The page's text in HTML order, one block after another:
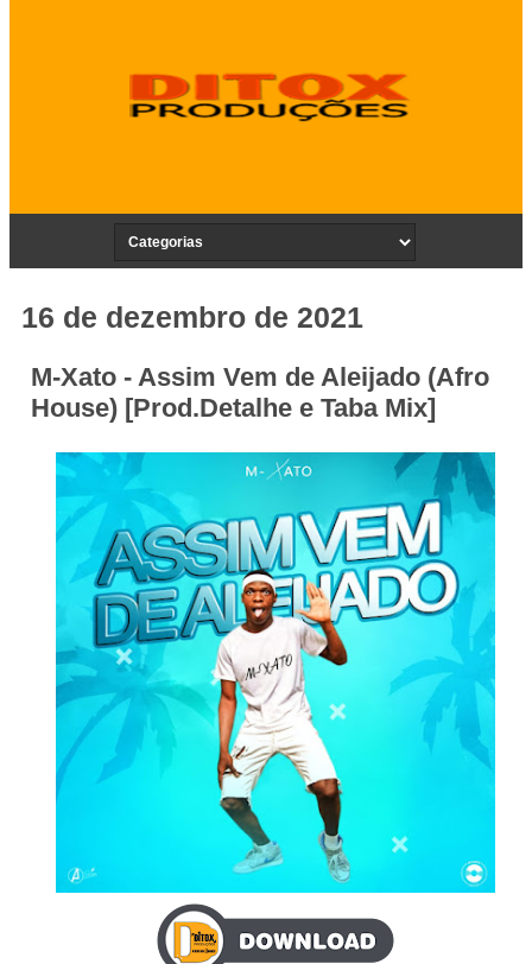
16 de dezembro de 2021
M-Xato - Assim Vem de Aleijado (Afro
House) [Prod.Detalhe e Taba Mix]